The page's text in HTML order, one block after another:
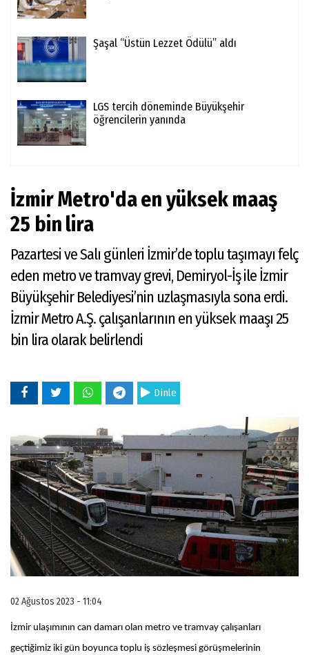
Şaşal “Üstün Lezzet Ödülü” aldı
LGS tercih döneminde Büyükşehir
öğrencilerin yanında
İzmir Metro'da en yüksek maaş
25 bin lira
Pazartesi ve Salı günleri İzmir’de toplu taşımayı felç
eden metro ve tramvay grevi, Demiryol-İş ile İzmir
Büyükşehir Belediyesi’nin uzlaşmasıyla sona erdi.
İzmir Metro A.Ş. çalışanlarının en yüksek maaşı 25
bin lira olarak belirlendi
Dinle
02 Ağustos 2023 - 11:04
İzmir ulaşımının can damarı olan metro ve tramvay çalışanları
geçtiğimiz iki gün boyunca toplu iş sözleşmesi görüşmelerinin